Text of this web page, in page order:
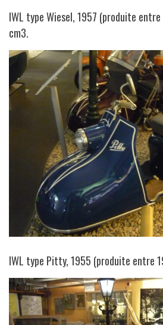
IWL type Wiesel, 1957 (produite
cm3.
IWL type Pitty, 1955 (produite entre